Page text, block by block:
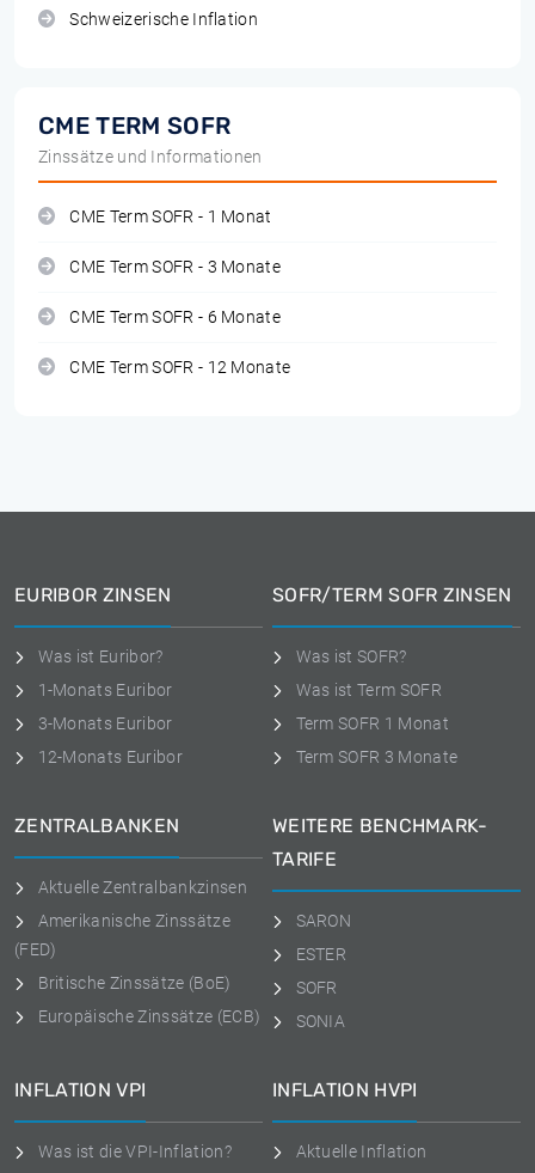
Schweizerische Inflation
CME TERM SOFR
Zinssätze und Informationen
CME Term SOFR - 1 Monat
CME Term SOFR - 3 Monate
CME Term SOFR - 6 Monate
CME Term SOFR - 12 Monate
EURIBOR ZINSEN
Was ist Euribor?
1-Monats Euribor
3-Monats Euribor
12-Monats Euribor
SOFR/TERM SOFR ZINSEN
Was ist SOFR?
Was ist Term SOFR
Term SOFR 1 Monat
Term SOFR 3 Monate
ZENTRALBANKEN
Aktuelle Zentralbankzinsen
Amerikanische Zinssätze
(FED)
Britische Zinssätze (BoE)
Europäische Zinssätze (ECB)
WEITERE BENCHMARK-
TARIFE
SARON
ESTER
SOFR
SONIA
INFLATION VPI
Was ist die VPI-Inflation?
INFLATION HVPI
Aktuelle Inflation